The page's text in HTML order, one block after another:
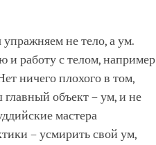
не тело, а ум.
и работу с телом, например
ничего плохого в том,
главный объект – ум, и не
мастера
– усмирить свой ум,